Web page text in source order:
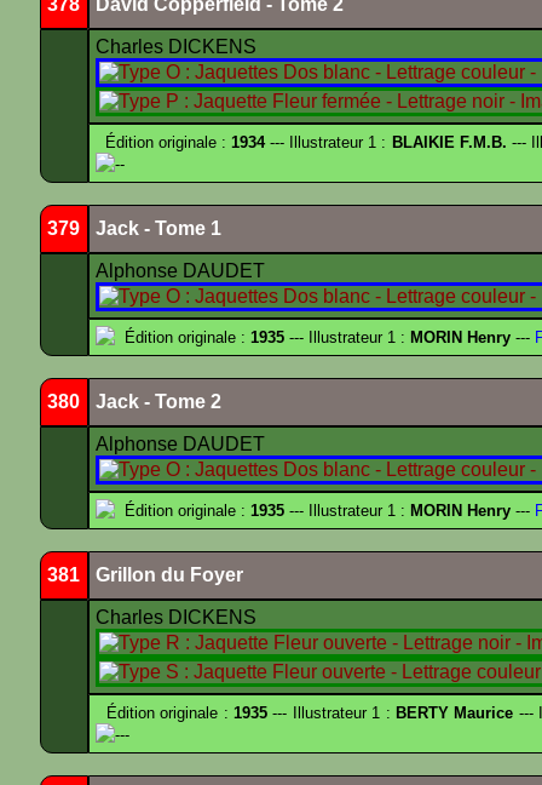
378 David Copperfield - Tome 2
Charles DICKENS
Édition originale :1934--- Illustrateur 1 : BLAIKIE F.M.B. ---
--
379 Jack - Tome 1
Alphonse DAUDET
Édition originale : 1935 --- Illustrateur 1 : MORIN Henry ---
380 Jack - Tome 2
Alphonse DAUDET
Édition originale : 1935 --- Illustrateur 1 : MORIN Henry ---
381 Grillon du Foyer
Charles DICKENS
Édition originale : 1935--- Illustrateur 1 : BERTY Maurice ---
---